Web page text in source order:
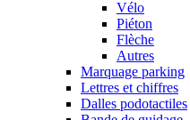
Vélo
Piéton
Flèche
Autres
Marquage parking
Lettres et chiffres
Dalles podotactiles